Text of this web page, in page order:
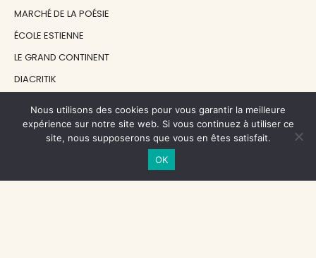
MARCHÉ DE LA POÉSIE
ÉCOLE ESTIENNE
LE GRAND CONTINENT
DIACRITIK
NOS SOUTIENS
CENTRE NATIONAL DU LIVRE
Nous utilisons des cookies pour vous garantir la meilleure
expérience sur notre site web. Si vous continuez à utiliser ce
site, nous supposerons que vous en êtes satisfait.
OK